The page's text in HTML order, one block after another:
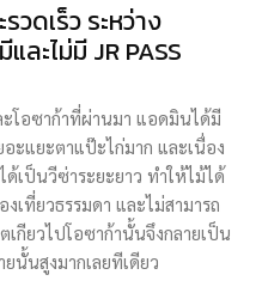
วดเร็ว ระหว่าง
ละไม่มี JR PASS
ะโอซาก้าที่ผ่านมา แอดมินได้มี
ะแยะตาแป๊ะไก่มาก และเนื่อง
เป็นวีซ่าระยะยาว ทำให้ไม้ได้
เที่ยวธรรมดา และไม่สามารถ
ตเกียวไปโอซาก้านั้นจึงกลายเป็น
นั้นสูงมากเลยทีเดียว